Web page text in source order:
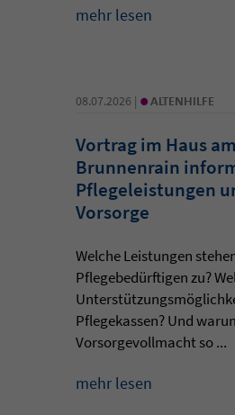
mehr lesen
08.07.2026 | • ALTENHILFE
Vortrag im Haus am
Brunnenrain
Pflegeleistungen
Vorsorge
Welche Leistungen
Pflegebedürftigen zu?
Pflegekassen? Und
Vorsorgevollmacht so ...
mehr lesen